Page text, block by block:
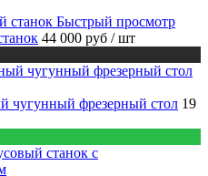
Быстрый просмотр
44 000 руб / шт
чугунный фрезерный стол 19